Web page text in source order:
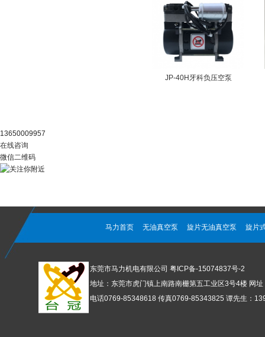
JP-40H牙科负压空泵
13650009957
在线咨询
微信二维码
马力首页 无油真空泵 旋片无油真空泵 旋片
东莞市马力机电有限公司 粤ICP备-15074837号-2
地址：东莞市虎门镇上南路南栅第五工业区3号4楼 网
电话0769-85348618 传真0769-85343825 谭先生：